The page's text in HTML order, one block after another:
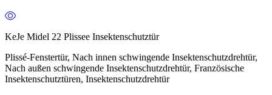
KeJe Midel 22 Plissee Insektenschutztür
Plissé-Fenstertür, Nach innen schwingende Insektenschutzdrehtür,
Nach außen schwingende Insektenschutzdrehtür, Französische
Insektenschutztüren, Insektenschutzdrehtür